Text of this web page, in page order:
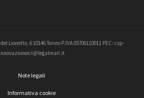
Lionetto, 6 10146 Torino P.IVA 05706110011 PEC: csp-
innovazioneict@legalmail.it
Note legali
Informativa cookie